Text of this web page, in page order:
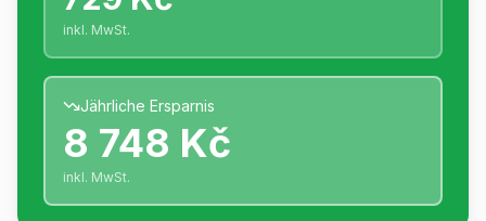
inkl. MwSt.
Jährliche Ersparnis
8 748 Kč
inkl. MwSt.